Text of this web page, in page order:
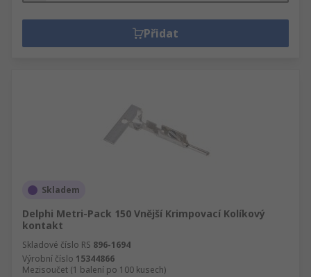
Přidat
Skladem
Delphi Metri-Pack 150 Vnější Krimpovací Kolíkový
kontakt
Skladové číslo RS 896-1694
Výrobní číslo 15344866
Mezisoučet (1 balení po 100 kusech)